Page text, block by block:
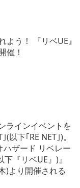
ラインイベントを
以下｢RE NET｣)。
ザード リベレー
『リベUE』)』
)より開催される